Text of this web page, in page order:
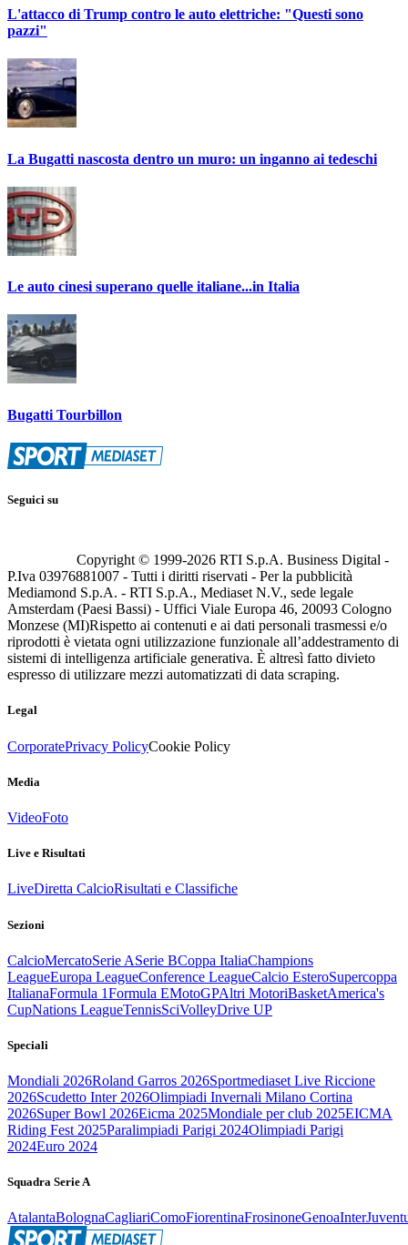
L'attacco di Trump contro le auto elettriche: "Questi sono
pazzi"
La Bugatti nascosta dentro un muro: un inganno ai tedeschi
Le auto cinesi superano quelle italiane...in Italia
Bugatti Tourbillon
Seguici su
Copyright © 1999-2026 RTI S.p.A. Business Digital -
P.Iva 03976881007 - Tutti i diritti riservati - Per la pubblicità
Mediamond S.p.A. - RTI S.p.A., Mediaset N.V., sede legale
Amsterdam (Paesi Bassi) - Uffici Viale Europa 46, 20093 Cologno
Monzese (MI)Rispetto ai contenuti e ai dati personali trasmessi e/o
riprodotti è vietata ogni utilizzazione funzionale all’addestramento di
sistemi di intelligenza artificiale generativa. È altresì fatto divieto
espresso di utilizzare mezzi automatizzati di data scraping.
Legal
CorporatePrivacy PolicyCookie Policy
Media
VideoFoto
Live e Risultati
LiveDiretta CalcioRisultati e Classifiche
Sezioni
CalcioMercatoSerie ASerie BCoppa ItaliaChampions
LeagueEuropa LeagueConference LeagueCalcio EsteroSupercoppa
ItalianaFormula 1Formula EMotoGPAltri MotoriBasketAmerica's
CupNations LeagueTennisSciVolleyDrive UP
Speciali
Mondiali 2026Roland Garros 2026Sportmediaset Live Riccione
2026Scudetto Inter 2026Olimpiadi Invernali Milano Cortina
2026Super Bowl 2026Eicma 2025Mondiale per club 2025EICMA
Riding Fest 2025Paralimpiadi Parigi 2024Olimpiadi Parigi
2024Euro 2024
Squadra Serie A
AtalantaBolognaCagliariComoFiorentinaFrosinoneGenoaInter